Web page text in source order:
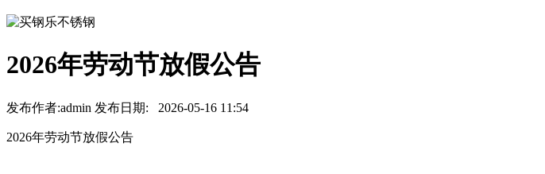
2026年劳动节放假公告
发布作者:admin 发布日期: 2026-05-16 11:54
2026年劳动节放假公告